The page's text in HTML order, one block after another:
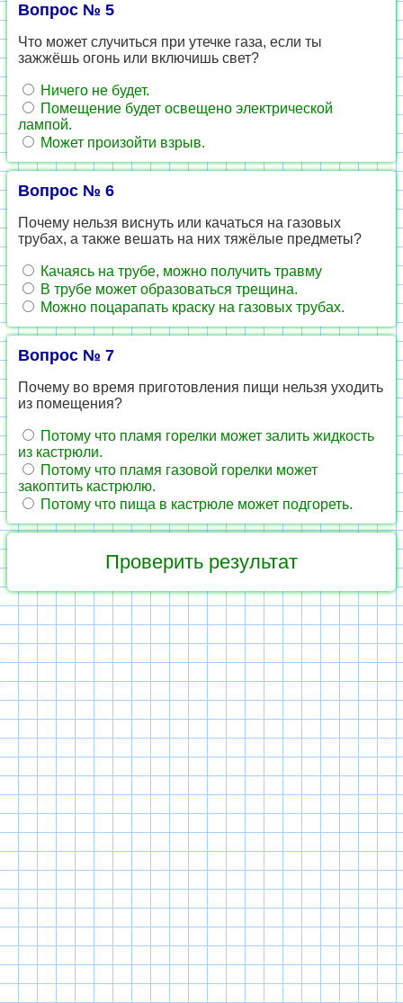
Вопрос № 5
Что может случиться при утечке газа, если ты
зажжёшь огонь или включишь свет?
Ничего не будет.
Помещение будет освещено электрической
лампой.
Может произойти взрыв.
Вопрос № 6
Почему нельзя виснуть или качаться на газовых
трубах, а также вешать на них тяжёлые предметы?
Качаясь на трубе, можно получить травму
В трубе может образоваться трещина.
Можно поцарапать краску на газовых трубах.
Вопрос № 7
Почему во время приготовления пищи нельзя уходить
из помещения?
Потому что пламя горелки может залить жидкость
из кастрюли.
Потому что пламя газовой горелки может
закоптить кастрюлю.
Потому что пища в кастрюле может подгореть.